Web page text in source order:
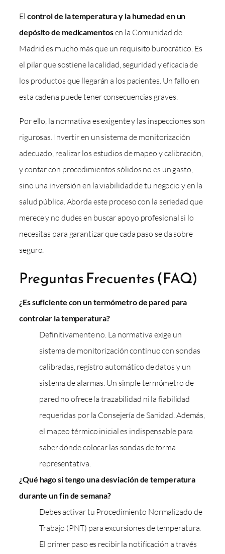
El control de la temperatura y la humedad en un
depósito de medicamentosen la Comunidad de
Madrid es mucho más que un requisito burocrático. Es
el pilar que sostiene la calidad, seguridad y eficacia de
los productos que llegarán a los pacientes. Un fallo en
esta cadena puede tener consecuencias graves.
Por ello, la normativa es exigente y las inspecciones son
rigurosas. Invertir en un sistema de monitorización
adecuado, realizar los estudios de mapeo y calibración,
y contar con procedimientos sólidos no es un gasto,
sino una inversión en la viabilidad de tu negocio y en la
salud pública. Aborda este proceso con la seriedad que
merece y no dudes en buscar apoyo profesional si lo
necesitas para garantizar que cada paso se da sobre
seguro.
Preguntas Frecuentes (FAQ)
¿Es suficiente con un termómetro de pared para
controlar la temperatura?
Definitivamente no. La normativa exige un
sistema de monitorización continuo con sondas
calibradas, registro automático de datos y un
sistema de alarmas. Un simple termómetro de
pared no ofrece la trazabilidad ni la fiabilidad
requeridas por la Consejería de Sanidad. Además,
el mapeo térmico inicial es indispensable para
saber dónde colocar las sondas de forma
representativa.
¿Qué hago si tengo una desviación de temperatura
durante un fin de semana?
Debes activar tu Procedimiento Normalizado de
Trabajo (PNT) para excursiones de temperatura.
El primer paso es recibir la notificación a través